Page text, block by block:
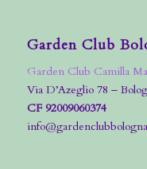
Garden Club
Garden Club Camilla
Via D’Azeglio 78 –
CF 92009060374